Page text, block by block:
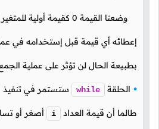
وضعنا القيمة 0 كقيمة أولية للمتغير
إعطائه أي قيمة قبل إستخدامه في
بطبيعة الحال لن تؤثر على عملية
الحلقة while ستستمر في تنفيذ
طالما أن قيمة العداد i أصغر أو